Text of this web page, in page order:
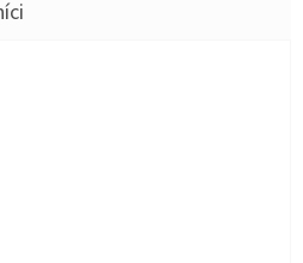
je 5 z 5 hvězdiček.
je 5 z 5 hvězdiček.